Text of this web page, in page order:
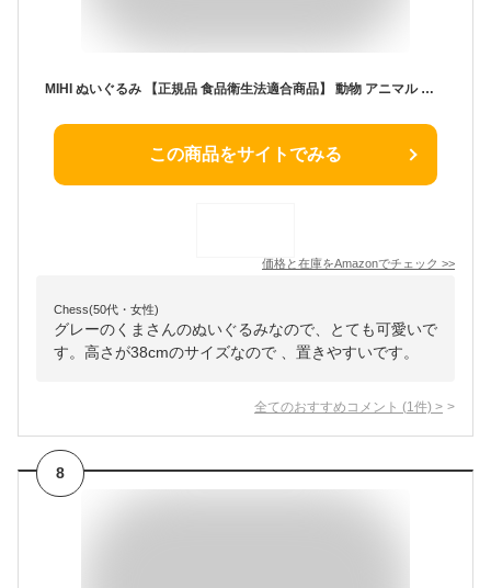
MIHI ぬいぐるみ 【正規品 食品衛生法適合商品】 動物 アニマル ふわふわ もこもこ おもちゃ ファーストトイ 贈り物 ギフト 出産祝い ニューボンフォト 約38㎝ くま クマ 熊 bear
この商品をサイトでみる
価格と在庫をAmazonでチェック >>
Chess(50代・女性)
グレーのくまさんのぬいぐるみなので、とても可愛いで
す。高さが38cmのサイズなので 、置きやすいです。
全てのおすすめコメント (1 件) >
8